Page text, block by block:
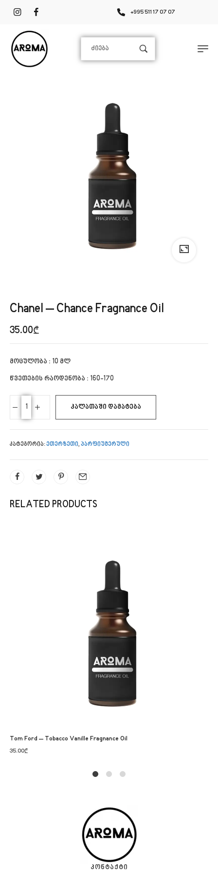
+995 511 17 07 07
Chanel – Chance Fragnance Oil
35.00₾
მოცულობა : 10 მლ
წვეთების რაოდენობა : 160-170
ᲙᲐᲚᲐᲗᲐᲨᲘ ᲓᲐᲛᲐᲢᲔᲑᲐ
კატეგორია:ეთერზეთი, პარფიუმერული
RELATED PRODUCTS
Tom Ford – Tobacco Vanille Fragnance Oil
35.00₾
ᲙᲝᲜᲢᲐᲥᲢᲘ